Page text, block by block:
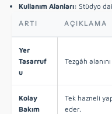
Kullanım Alanları: Stüdyo
ARTI AÇIKLAMA
Yer
Tasarruf
u
Tezgâh
Kolay
Bakım
Tek hazneli
eder.